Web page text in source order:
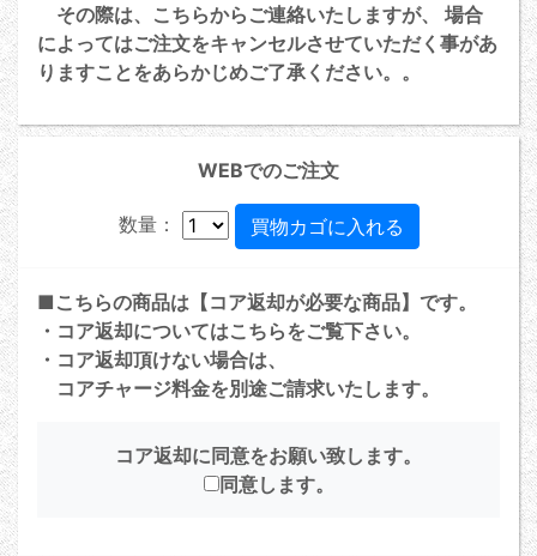
その際は、こちらからご連絡いたしますが、 場合
によってはご注文をキャンセルさせていただく事があ
りますことをあらかじめご了承ください。。
WEBでのご注文
数量：
■こちらの商品は【コア返却が必要な商品】です。
・コア返却についてはこちらをご覧下さい。
・コア返却頂けない場合は、
コアチャージ料金を別途ご請求いたします。
コア返却に同意をお願い致します。
同意します。